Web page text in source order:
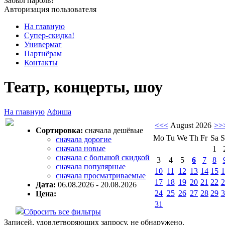
Авторизация пользователя
На главную
Супер-скидка!
Универмаг
Партнёрам
Контакты
Театр, концерты, шоу
На главную Афиша
Сортировка: сначала дешёвые
сначала дорогие
сначала новые
сначала с большой скидкой
сначала популярные
сначала просматриваемые
Дата: 06.08.2026 - 20.08.2026
Цена:
Сбросить все фильтры
<<< August 2026
Mo Tu We Th Fr Sa
1
3
4 5 6 7 8
10 11 12 13 14 15
17 18 19 20 21 22
24 25 26 27 28 29
31
Записей, удовлетворяющих запросу, не обнаружено.